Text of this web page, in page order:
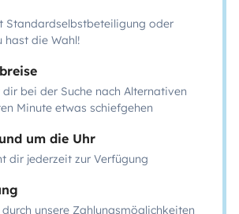
Standardselbstbeteiligung oder
hast die Wahl!
dir bei der Suche nach Alternativen
Minute etwas schiefgehen
um die Uhr
dir jederzeit zur Verfügung
unsere Zahlungsmöglichkeiten